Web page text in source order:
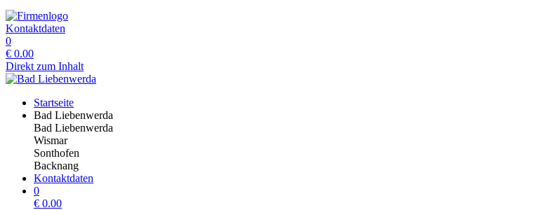
Kontaktdaten
0
€ 0.00
Direkt zum Inhalt
Startseite
Bad Liebenwerda
Bad Liebenwerda
Wismar
Sonthofen
Backnang
Kontaktdaten
0
€ 0.00